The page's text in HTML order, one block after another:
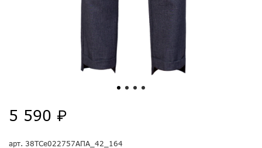
арт. 38ТСе022757АПА_42_164
5 590 ₽